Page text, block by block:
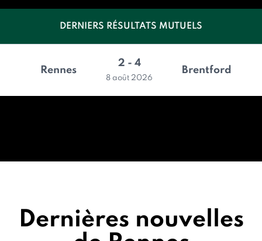
DERNIERS RÉSULTATS MUTUELS
Rennes
2 - 4
8 août 2026
Brentford
Dernières nouvelles